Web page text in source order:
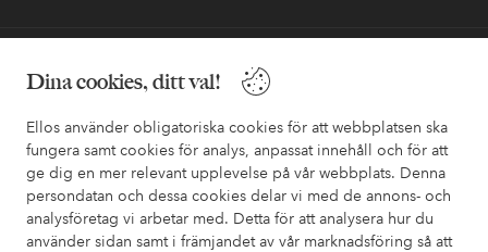
Dina cookies, ditt val!
Ellos använder obligatoriska cookies för att webbplatsen ska
fungera samt cookies för analys, anpassat innehåll och för att
ge dig en mer relevant upplevelse på vår webbplats. Denna
persondatan och dessa cookies delar vi med de annons- och
analysföretag vi arbetar med. Detta för att analysera hur du
använder sidan samt i främjandet av vår marknadsföring så att
också information om hur du enklast kontaktar oss.
Kundservice Beställning Betalsätt